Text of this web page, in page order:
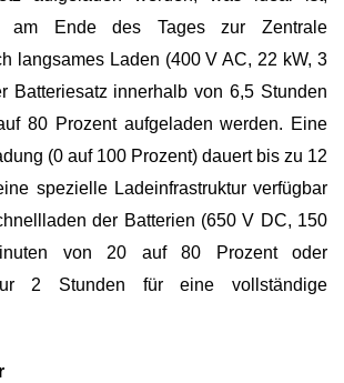
Ende des Tages zur Zentrale
langsames Laden (400 V AC, 22 kW, 3
Batteriesatz innerhalb von 6,5 Stunden
80 Prozent aufgeladen werden. Eine
(0 auf 100 Prozent) dauert bis zu 12
spezielle Ladeinfrastruktur verfügbar
der Batterien (650 V DC, 150
von 20 auf 80 Prozent oder
2 Stunden für eine vollständige